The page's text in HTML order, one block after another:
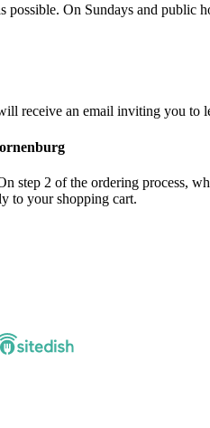
On Sundays and public
receive an email inviting you
step 2 of the ordering process,
to your shopping cart.